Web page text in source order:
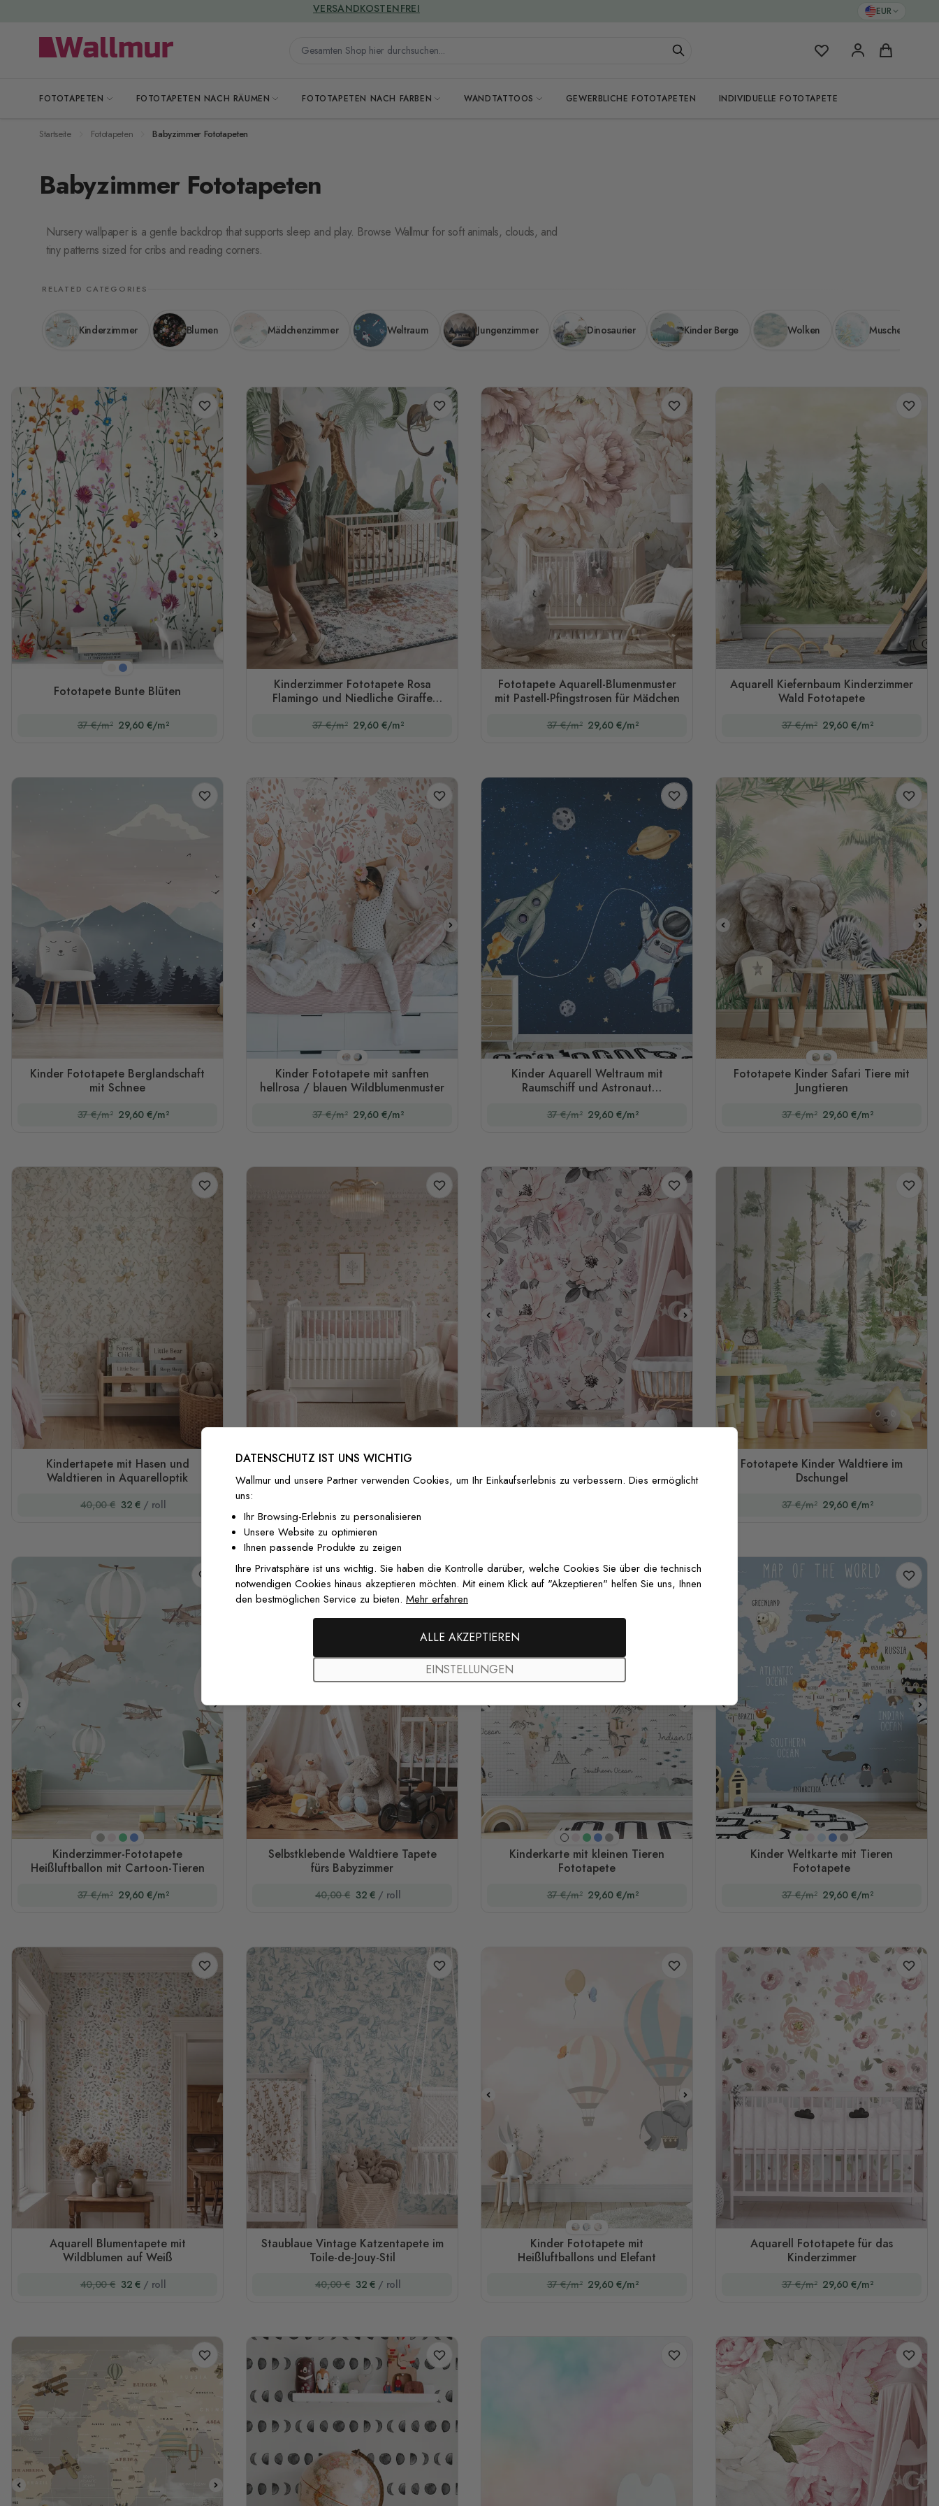
EUR
Gesamten Shop hier durchsuchen... Meine FavoritenWarenkorb
FOTOTAPETEN FOTOTAPETEN NACH RÄUMEN FOTOTAPETEN NACH FARBEN WANDTATTOOS GEWERBLICHE FOTOTAPETEN INDIVIDUELLE FOTOTAPETE
GREENGUARD ZERTIFIZIERT
Startseite Fototapeten Babyzimmer Fototapeten
Babyzimmer Fototapeten
Nursery wallpaper is a gentle backdrop that supports sleep and play. Browse Wallmur for soft animals, clouds, and
tiny patterns sized for cribs and reading corners.
RELATED CATEGORIES
Kinderzimmer Blumen Mädchenzimmer Weltraum Jungenzimmer Dinosaurier Kinder Berge Wolken Muschel
Creme
Blau
Fototapete Bunte Blüten
37 €/m² 29,60 €/m²
Kinderzimmer Fototapete Rosa
Flamingo und Niedliche Giraffe
37 €/m² 29,60 €/m²
Fototapete Aquarell-Blumenmuster
mit Pastell-Pfingstrosen für Mädchen
37 €/m² 29,60 €/m²
Aquarell Kiefernbaum Kinderzimmer
Wald Fototapete
37 €/m² 29,60 €/m²
Kinder Fototapete Berglandschaft
mit Schnee
37 €/m² 29,60 €/m²
Stil 1Stil 2
Kinder Fototapete mit sanften
hellrosa / blauen Wildblumenmuster
37 €/m² 29,60 €/m²
Kinder Aquarell Weltraum mit
Raumschiff und Astronaut
37 €/m² 29,60 €/m²
Stil 1Stil 2
Fototapete Kinder Safari Tiere mit
Jungtieren
37 €/m² 29,60 €/m²
Kindertapete mit Hasen und
Waldtieren in Aquarelloptik
40,00 € 32 € / roll
Tapete für Kinderzimmer mit
Jahrmarktmotiv in Pastell
Blumenmuster in Rosa
Fototapete Kinder Waldtiere im
Dschungel
37 €/m² 29,60 €/m²
BeigeRosa
Grün
Blau
Kinderzimmer-Fototapete
Heißluftballon mit Cartoon-Tieren
37 €/m² 29,60 €/m²
Selbstklebende Waldtiere Tapete
fürs Babyzimmer
40,00 € 32 € / roll
WeißRosa
Grün
BlauGray
Kinderkarte mit kleinen Tieren
Fototapete
37 €/m² 29,60 €/m²
Mintgrün
RosaHellblau
BlauGray
Kinder Weltkarte mit Tieren
Fototapete
37 €/m² 29,60 €/m²
Aquarell Blumentapete mit
Wildblumen auf Weiß
40,00 € 32 € / roll
Staublaue Vintage Katzentapete im
Toile-de-Jouy-Stil
40,00 € 32 € / roll
Stil 1Stil 2Stil 3
Kinder Fototapete mit
Heißluftballons und Elefant
37 €/m² 29,60 €/m²
Aquarell Fototapete für das
Kinderzimmer
37 €/m² 29,60 €/m²
DATENSCHUTZ IST UNS WICHTIG
Wallmur und unsere Partner verwenden Cookies, um Ihr Einkaufserlebnis zu verbessern. Dies ermöglicht
uns:
Ihr Browsing-Erlebnis zu personalisieren
Unsere Website zu optimieren
Ihnen passende Produkte zu zeigen
Ihre Privatsphäre ist uns wichtig. Sie haben die Kontrolle darüber, welche Cookies Sie über die technisch
notwendigen Cookies hinaus akzeptieren möchten. Mit einem Klick auf "Akzeptieren" helfen Sie uns, Ihnen
den bestmöglichen Service zu bieten. Mehr erfahren
ALLE AKZEPTIEREN
EINSTELLUNGEN